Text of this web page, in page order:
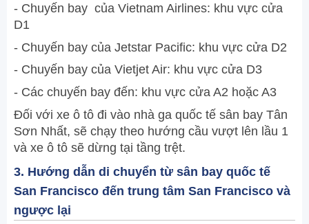
- Chuyến bay của Vietnam Airlines: khu vực cửa
D1
- Chuyến bay của Jetstar Pacific: khu vực cửa D2
- Chuyến bay của Vietjet Air: khu vực cửa D3
- Các chuyến bay đến: khu vực cửa A2 hoặc A3
Đối với xe ô tô đi vào nhà ga quốc tế sân bay Tân
Sơn Nhất, sẽ chạy theo hướng cầu vượt lên lầu 1
và xe ô tô sẽ dừng tại tầng trệt.
3. Hướng dẫn di chuyển từ sân bay quốc tế
San Francisco đến trung tâm San Francisco và
ngược lại